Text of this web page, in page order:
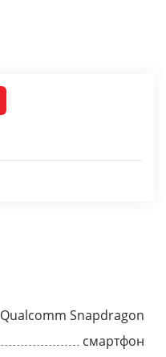
Qualcomm Snapdragon
смартфон